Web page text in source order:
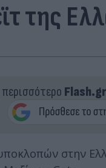
της
περισσότερο Flash.gr
στην